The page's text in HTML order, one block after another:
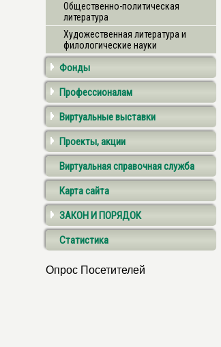
Общественно-политическая
литература
Художественная литература и
филологические науки
Фонды
Профессионалам
Виртуальные выставки
Проекты, акции
Виртуальная справочная служба
Карта сайта
ЗАКОН И ПОРЯДОК
Статистика
Опрос Посетителей